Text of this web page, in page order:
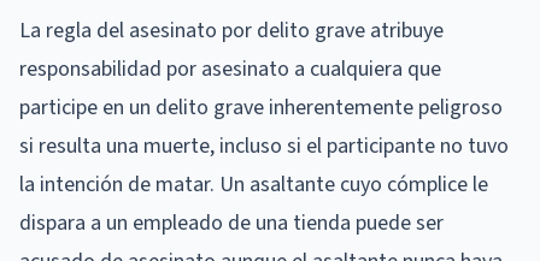
La regla del asesinato por delito grave atribuye
responsabilidad por asesinato a cualquiera que
participe en un delito grave inherentemente peligroso
si resulta una muerte, incluso si el participante no tuvo
la intención de matar. Un asaltante cuyo cómplice le
dispara a un empleado de una tienda puede ser